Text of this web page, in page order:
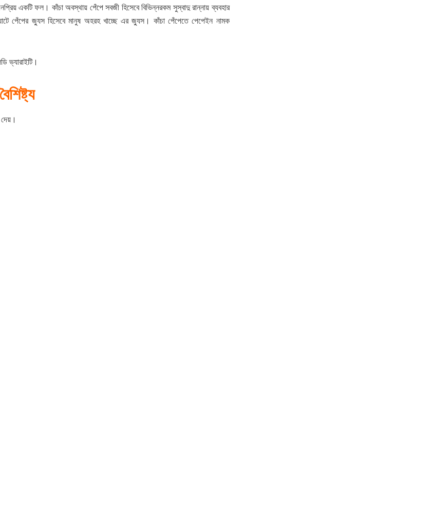
একটি ফল। কাঁচা অবস্থায় পেঁপে সবজী হিসেবে বিভিন্নরকম সুস্বাদু রান্নায় ব্যবহার
পেঁপের জ্যুস হিসেবে মানুষ অহরহ খাচ্ছে এর জ্যুস। কাঁচা পেঁপেতে পেপেইন নামক
ভ্যারাইটি।